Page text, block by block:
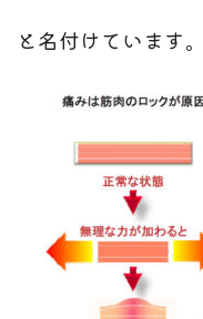
と名付けています。